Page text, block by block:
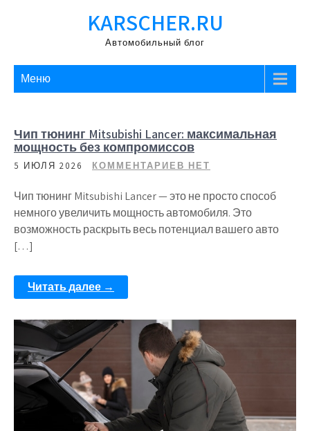
KARSCHER.RU
Автомобильный блог
Меню
Чип тюнинг Mitsubishi Lancer: максимальная
мощность без компромиссов
5 ИЮЛЯ 2026 КОММЕНТАРИЕВ НЕТ
Чип тюнинг Mitsubishi Lancer — это не просто способ
немного увеличить мощность автомобиля. Это
возможность раскрыть весь потенциал вашего авто
[…]
Читать далее →